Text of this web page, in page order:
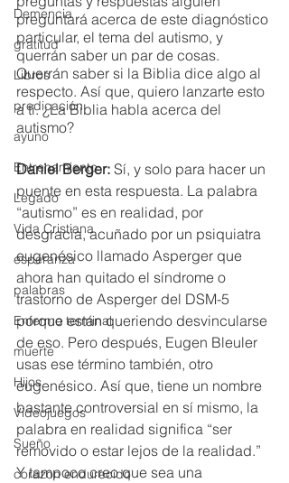
Demencia
gratitud
Libros
predicación
ayuno
Entrenamiento
Legado
Vida Cristiana
esperanza
palabras
Enfermo terminal
muerte
Hijos
Videojuegos
Sueño
corazon endurecido
preguntará acerca de este diagnóstico
particular, el tema del autismo, y
querrán saber un par de cosas.
Querrán saber si la Biblia dice algo al
respecto. Así que, quiero lanzarte esto
a ti. ¿La Biblia habla acerca del
autismo?
Daniel Berger: Sí, y solo para hacer un
puente en esta respuesta. La palabra
“autismo” es en realidad, por
desgracia, acuñado por un psiquiatra
eugenésico llamado Asperger que
ahora han quitado el síndrome o
trastorno de Asperger del DSM-5
porque están queriendo desvincularse
de eso. Pero después, Eugen Bleuler
usas ese término también, otro
eugenésico. Así que, tiene un nombre
bastante controversial en sí mismo, la
palabra en realidad significa “ser
removido o estar lejos de la realidad.”
Y tampoco creo que sea una